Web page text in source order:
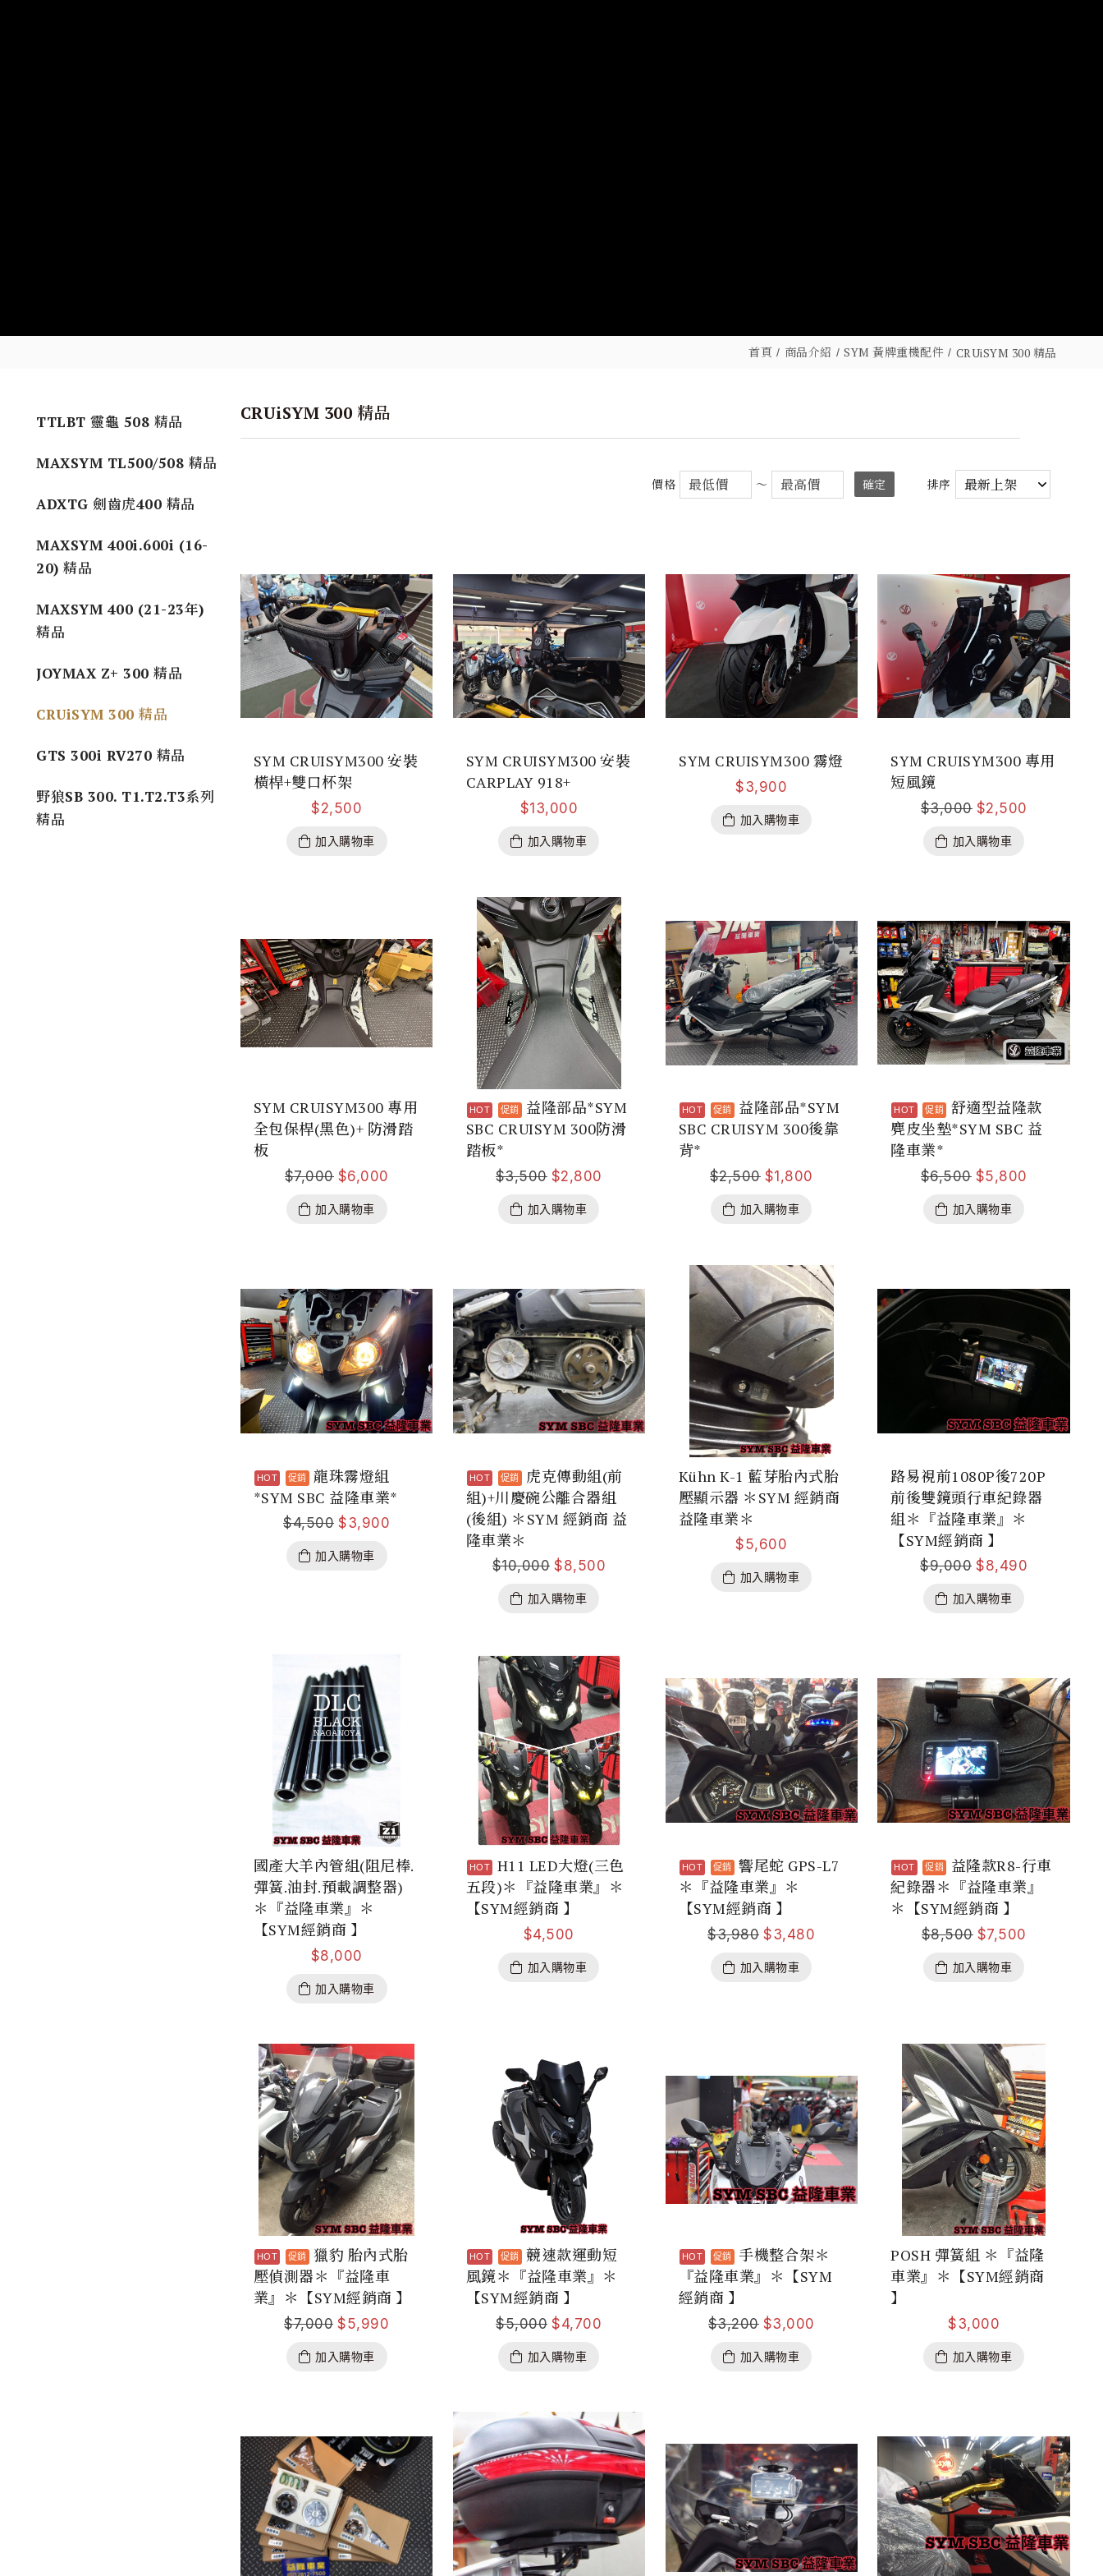
首頁 商品介紹 SYM 黃牌重機配件 CRUiSYM 300 精品
TTLBT 靈龜 508 精品
MAXSYM TL500/508 精品
ADXTG 劍齒虎400 精品
MAXSYM 400i.600i (16-
20) 精品
MAXSYM 400 (21-23年)
精品
JOYMAX Z+ 300 精品
CRUiSYM 300 精品
GTS 300i RV270 精品
野狼SB 300. T1.T2.T3系列
精品
CRUiSYM 300 精品
價格 ～ 確定 排序
SYM CRUISYM300 安裝
橫桿+雙口杯架
$2,500
加入購物車
SYM CRUISYM300 安裝
CARPLAY 918+
$13,000
加入購物車
SYM CRUISYM300 霧燈
$3,900
加入購物車
SYM CRUISYM300 專用
短風鏡
$3,000 $2,500
加入購物車
SYM CRUISYM300 專用
全包保桿(黑色)+ 防滑踏
板
$7,000 $6,000
加入購物車
益隆部品*SYM
SBC CRUISYM 300防滑
踏板*
$3,500 $2,800
加入購物車
益隆部品*SYM
SBC CRUISYM 300後靠
背*
$2,500 $1,800
加入購物車
舒適型益隆款
麂皮坐墊*SYM SBC 益
隆車業*
$6,500 $5,800
加入購物車
龍珠霧燈組
*SYM SBC 益隆車業*
$4,500 $3,900
加入購物車
虎克傳動組(前
組)+川慶碗公離合器組
(後組) ＊SYM 經銷商 益
隆車業＊
$10,000 $8,500
加入購物車
Kühn K-1 藍芽胎內式胎
壓顯示器 ＊SYM 經銷商
益隆車業＊
$5,600
加入購物車
路易視前1080P後720P
前後雙鏡頭行車紀錄器
組＊『益隆車業』＊
【SYM經銷商 】
$9,000 $8,490
加入購物車
國產大羊內管組(阻尼棒.
彈簧.油封.預載調整器)
＊『益隆車業』＊
【SYM經銷商 】
$8,000
加入購物車
H11 LED大燈(三色
五段)＊『益隆車業』＊
【SYM經銷商 】
$4,500
加入購物車
響尾蛇 GPS-L7
＊『益隆車業』＊
【SYM經銷商 】
$3,980 $3,480
加入購物車
益隆款R8-行車
紀錄器＊『益隆車業』
＊【SYM經銷商 】
$8,500 $7,500
加入購物車
獵豹 胎內式胎
壓偵測器＊『益隆車
業』＊【SYM經銷商 】
$7,000 $5,990
加入購物車
競速款運動短
風鏡＊『益隆車業』＊
【SYM經銷商 】
$5,000 $4,700
加入購物車
手機整合架＊
『益隆車業』＊【SYM
經銷商 】
$3,200 $3,000
加入購物車
POSH 彈簧組 ＊『益隆
車業』＊【SYM經銷商
】
$3,000
加入購物車